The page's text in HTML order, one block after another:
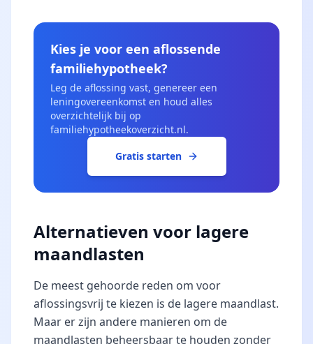
Kies je voor een aflossende
familiehypotheek?
Leg de aflossing vast, genereer een
leningovereenkomst en houd alles
overzichtelijk bij op
familiehypotheekoverzicht.nl.
Gratis starten
Alternatieven voor lagere
maandlasten
De meest gehoorde reden om voor
aflossingsvrij te kiezen is de lagere maandlast.
Maar er zijn andere manieren om de
maandlasten beheersbaar te houden zonder